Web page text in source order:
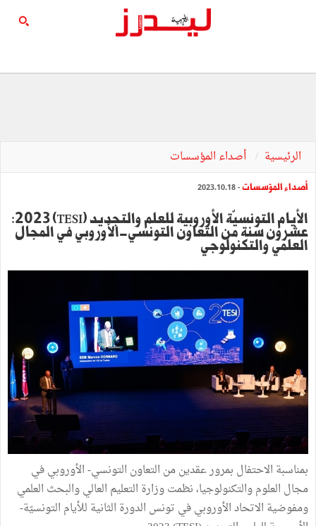
الرئيسية أصداء المؤسسات
أصداء المؤسسات- 2023.10.18
الأيام التونسيّة الأوروبية للعلم والتجديد (TESI) 2023:
عشرون سنة من التعاون التونسي-الأوروبي في المجال
العلمي والتكنولوجي
بمناسبة الاحتفال بمرور عقدين من التعاون التونسي- الأوروبي في
مجال العلوم والتكنولوجيا، نظمت وزارة التعليم العالي والبحث العلمي
ومفوضية الاتحاد الأوروبي في تونس الدورة الثانية للأيام التونسيّة-